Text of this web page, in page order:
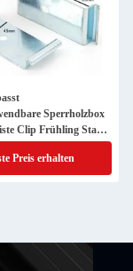
Sperrholzbox
Clip Frühling Stahl
Preis erhalten